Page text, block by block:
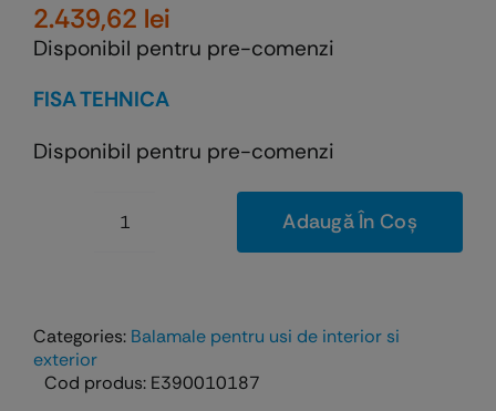
2.439,62 lei
Disponibil pentru pre-comenzi
FISA TEHNICA
Disponibil pentru pre-comenzi
Cantitate
Eclipse
-
Adaugă În Coș
Categories: Balamale pentru usi de interior si
exterior
Cod produs: E390010187